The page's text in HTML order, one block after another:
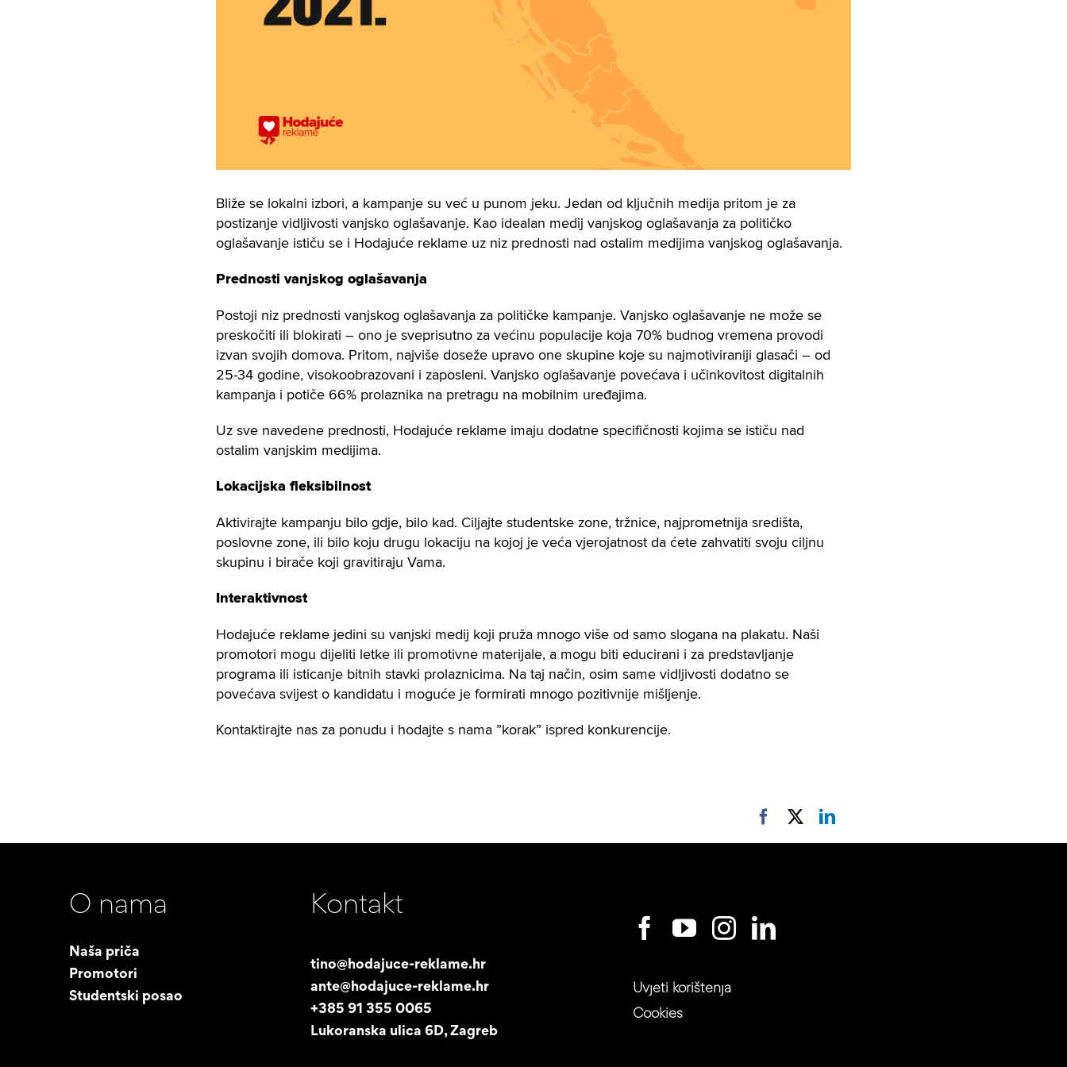
Bliže se lokalni izbori, a kampanje su već u punom jeku. Jedan od ključnih medija pritom je za
postizanje vidljivosti vanjsko oglašavanje. Kao idealan medij vanjskog oglašavanja za političko
oglašavanje ističu se i Hodajuće reklame uz niz prednosti nad ostalim medijima vanjskog oglašavanja.
Prednosti vanjskog oglašavanja
Postoji niz prednosti vanjskog oglašavanja za političke kampanje. Vanjsko oglašavanje ne može se
preskočiti ili blokirati – ono je sveprisutno za većinu populacije koja 70% budnog vremena provodi
izvan svojih domova. Pritom, najviše doseže upravo one skupine koje su najmotiviraniji glasači – od
25-34 godine, visokoobrazovani i zaposleni. Vanjsko oglašavanje povećava i učinkovitost digitalnih
kampanja i potiče 66% prolaznika na pretragu na mobilnim uređajima.
Uz sve navedene prednosti, Hodajuće reklame imaju dodatne specifičnosti kojima se ističu nad
ostalim vanjskim medijima.
Lokacijska fleksibilnost
Aktivirajte kampanju bilo gdje, bilo kad. Ciljajte studentske zone, tržnice, najprometnija središta,
poslovne zone, ili bilo koju drugu lokaciju na kojoj je veća vjerojatnost da ćete zahvatiti svoju ciljnu
skupinu i birače koji gravitiraju Vama.
Interaktivnost
Hodajuće reklame jedini su vanjski medij koji pruža mnogo više od samo slogana na plakatu. Naši
promotori mogu dijeliti letke ili promotivne materijale, a mogu biti educirani i za predstavljanje
programa ili isticanje bitnih stavki prolaznicima. Na taj način, osim same vidljivosti dodatno se
povećava svijest o kandidatu i moguće je formirati mnogo pozitivnije mišljenje.
Kontaktirajte nas za ponudu i hodajte s nama ”korak” ispred konkurencije.
FacebookLinkedIn
O nama
Naša priča
Promotori
Studentski posao
Kontakt
tino@hodajuce-reklame.hr
ante@hodajuce-reklame.hr
+385 91 355 0065
Lukoranska ulica 6D, Zagreb
Uvjeti korištenja
Cookies